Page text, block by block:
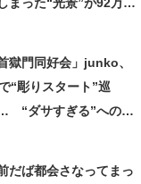
獄門同好会」junko、
“彫りスタート”巡
“ダサすぎる”への持
だば都会さなってまっ